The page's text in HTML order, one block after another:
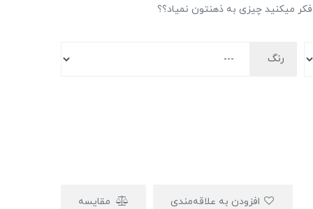
میکنید چیزی به ذهنتون نمیاد؟؟
رنگ
مقایسه